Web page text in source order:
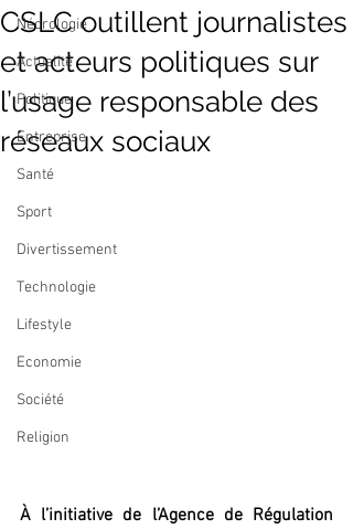
Nécrologie
Actualité
Politique
Entreprise
Santé
Sport
Divertissement
Technologie
Lifestyle
Economie
Société
Religion
CSLC outillent journalistes
et acteurs politiques sur
l’usage responsable des
réseaux sociaux
À l’initiative de l’Agence de Régulation